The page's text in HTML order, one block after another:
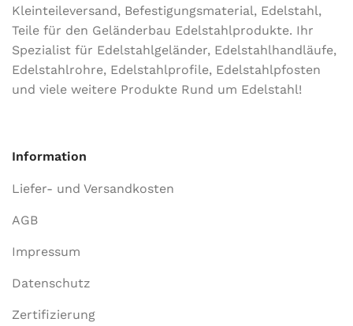
Kleinteileversand, Befestigungsmaterial, Edelstahl,
Teile für den Geländerbau Edelstahlprodukte. Ihr
Spezialist für Edelstahlgeländer, Edelstahlhandläufe,
Edelstahlrohre, Edelstahlprofile, Edelstahlpfosten
und viele weitere Produkte Rund um Edelstahl!
Information
Liefer- und Versandkosten
AGB
Impressum
Datenschutz
Zertifizierung